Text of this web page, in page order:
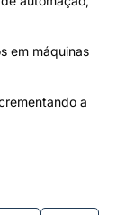
em máquinas
a